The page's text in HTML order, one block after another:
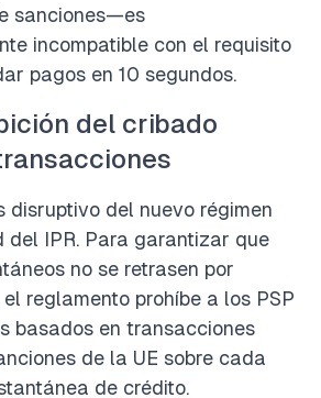
sanciones—es
incompatible con el requisito
pagos en 10 segundos.
del cribado
disruptivo del nuevo régimen
IPR. Para garantizar que
no se retrasen por
reglamento prohíbe a los PSP
basados en transacciones
de la UE sobre cada
de crédito.